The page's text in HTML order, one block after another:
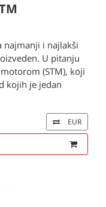
najmanji i najlakši
U pitanju
(STM), koji
kojih je jedan
EUR